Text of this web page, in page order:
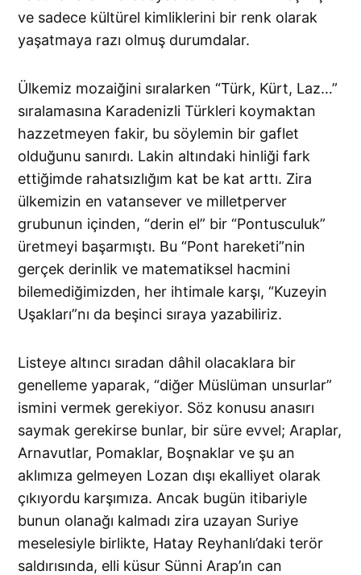
ve sadece kültürel kimliklerini bir renk olarak
yaşatmaya razı olmuş durumdalar.
Ülkemiz mozaiğini sıralarken “Türk, Kürt, Laz…”
sıralamasına Karadenizli Türkleri koymaktan
hazzetmeyen fakir, bu söylemin bir gaflet
olduğunu sanırdı. Lakin altındaki hinliği fark
ettiğimde rahatsızlığım kat be kat arttı. Zira
ülkemizin en vatansever ve milletperver
grubunun içinden, “derin el” bir “Pontusculuk”
üretmeyi başarmıştı. Bu “Pont hareketi”nin
gerçek derinlik ve matematiksel hacmini
bilemediğimizden, her ihtimale karşı, “Kuzeyin
Uşakları”nı da beşinci sıraya yazabiliriz.
Listeye altıncı sıradan dâhil olacaklara bir
genelleme yaparak, “diğer Müslüman unsurlar”
ismini vermek gerekiyor. Söz konusu anasırı
saymak gerekirse bunlar, bir süre evvel; Araplar,
Arnavutlar, Pomaklar, Boşnaklar ve şu an
aklımıza gelmeyen Lozan dışı ekalliyet olarak
çıkıyordu karşımıza. Ancak bugün itibariyle
bunun olanağı kalmadı zira uzayan Suriye
meselesiyle birlikte, Hatay Reyhanlı’daki terör
saldırısında, elli küsur Sünni Arap’ın can